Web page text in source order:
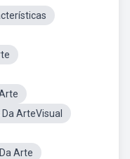
Da ArteVisual
Arte